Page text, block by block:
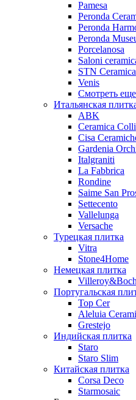
Pamesa
Peronda
Peronda
Peronda
Porcelanosa
Saloni
STN Ceramica
Venis
Смотреть
Итальянская
ABK
Ceramica Colli
Cisa
Gardenia
Italgraniti
La Fabbrica
Rondine
Saime San
Settecento
Vallelunga
Versache
Турецкая плитка
Vitra
Stone4Home
Немецкая плитка
Villeroy&Boch
Португальская
Top Cer
Aleluia
Grestejo
Индийская плитка
Staro
Staro Slim
Китайская плитка
Corsa Deco
Starmosaic